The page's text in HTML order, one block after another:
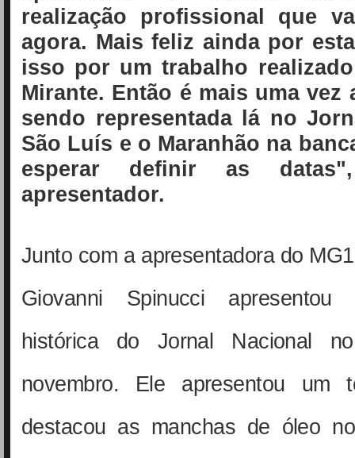
realização profissional que
agora. Mais feliz ainda por
isso por um trabalho
Mirante. Então é mais uma vez
sendo representada lá no
São Luís e o Maranhão na
esperar definir as
apresentador.
Junto com a apresentadora do
Giovanni Spinucci apresentou
histórica do Jornal Nacional
novembro. Ele apresentou um
destacou as manchas de óleo